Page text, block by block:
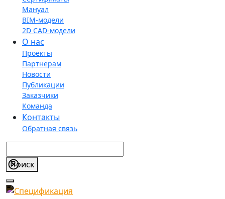
Мануал
BIM-модели
2D CAD-модели
О нас
Проекты
Партнерам
Новости
Публикации
Заказчики
Команда
Контакты
Обратная связь